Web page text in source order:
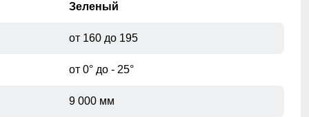
Зеленый
от 160 до 195
от 0° до - 25°
9 000 мм